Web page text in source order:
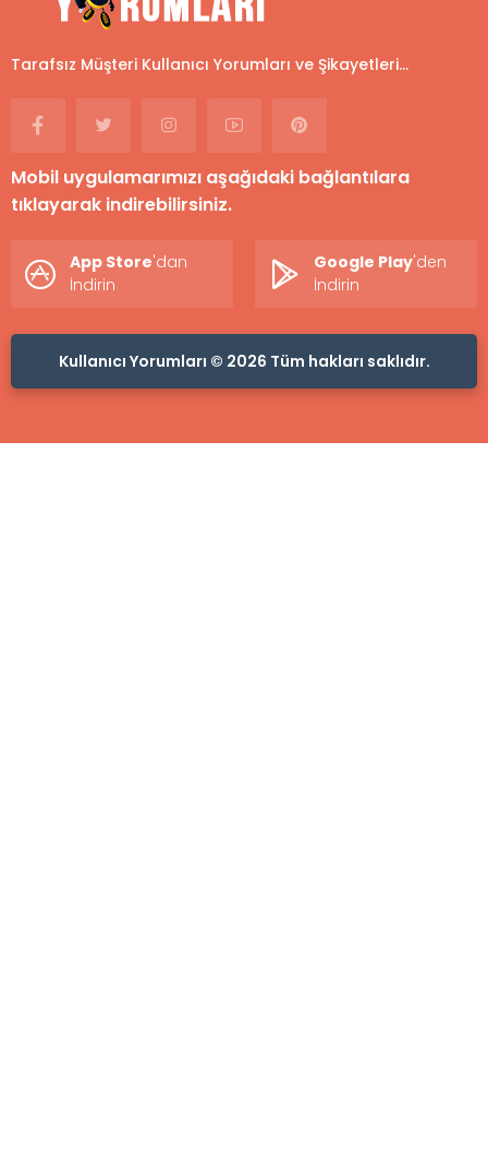
Tarafsız Müşteri Kullanıcı Yorumları ve Şikayetleri...
Mobil uygulamarımızı aşağıdaki bağlantılara
tıklayarak indirebilirsiniz.
App Store'dan
İndirin
Google Play'den
İndirin
Kullanıcı Yorumları © 2026 Tüm hakları saklıdır.